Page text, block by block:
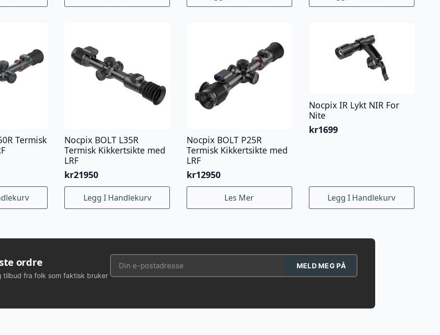
Termisk
Nocpix BOLT L35R
Termisk Kikkertsikte med
LRF
kr21950
Legg I Handlekurv
Nocpix BOLT P25R
Termisk Kikkertsikte med
LRF
kr12950
Les Mer
Nocpix IR Lykt NIR For
Nite
kr1699
Legg I Handlekurv
ordre
fra folk som faktisk bruker
MELD MEG PÅ